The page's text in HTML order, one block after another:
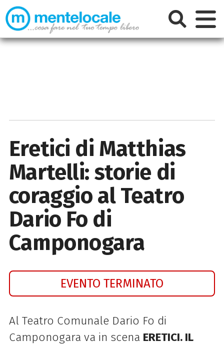
Eretici di Matthias
Martelli: storie di
coraggio al Teatro
Dario Fo di
Camponogara
EVENTO TERMINATO
Al Teatro Comunale Dario Fo di
Camponogara va in scena ERETICI. IL